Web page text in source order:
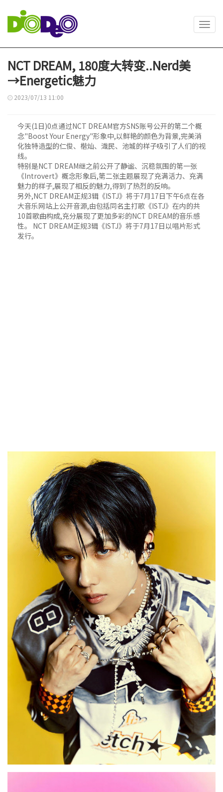
NCT DREAM, 180度大转变..Nerd美
→Energetic魅力
2023/07/13 11:00
今天(1日)0点通过NCT DREAM官方SNS账号公开的第二个概
念"Boost Your Energy"形象中,以鲜艳的颜色为背景,完美消
化独特造型的仁俊、楷灿、渽民、池城的样子吸引了人们的视
线。
特别是NCT DREAM继之前公开了静谧、沉稳氛围的第一张
《Introvert》概念形象后,第二张主题展现了充满活力、充满
魅力的样子,展现了相反的魅力,得到了热烈的反响。
另外,NCT DREAM正规3辑《ISTJ》将于7月17日下午6点在各
大音乐网站上公开音源,由包括同名主打歌《ISTJ》在内的共
10首歌曲构成,充分展现了更加多彩的NCT DREAM的音乐感
性。 NCT DREAM正规3辑《ISTJ》将于7月17日以唱片形式
发行。